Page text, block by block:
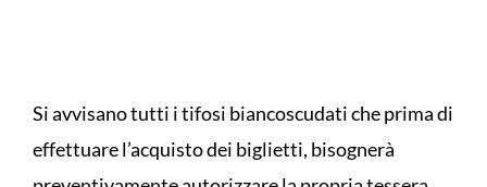
Si avvisano tutti i tifosi biancoscudati che prima di
effettuare l’acquisto dei biglietti, bisognerà